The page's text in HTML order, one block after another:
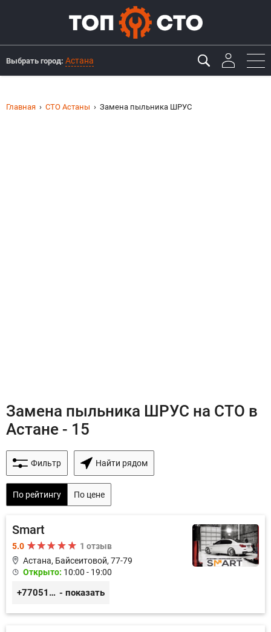
Выбрать город: Астана
Главная СТО Астаны Замена пыльника ШРУС
Замена пыльника ШРУС на СТО в
Астане - 15
Фильтр Найти рядом
По рейтингу По цене
Smart
5.0
1 отзыв
Астана, Байсеитовой, 77-79
Открыто: 10:00 - 19:00
+77051092269 - показать